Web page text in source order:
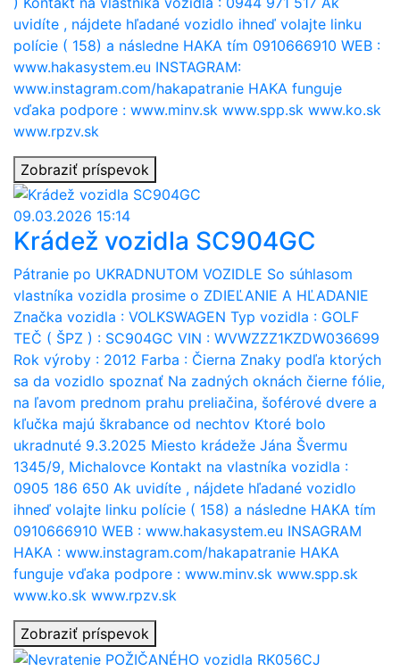
uvidíte , nájdete hľadané vozidlo ihneď volajte linku
polície ( 158) a následne HAKA tím 0910666910 WEB :
www.hakasystem.eu INSTAGRAM:
www.instagram.com/hakapatranie HAKA funguje
vďaka podpore : www.minv.sk www.spp.sk www.ko.sk
www.rpzv.sk
Zobraziť príspevok
09.03.2026 15:14
Krádež vozidla SC904GC
Pátranie po UKRADNUTOM VOZIDLE So súhlasom
vlastníka vozidla prosime o ZDIEĽANIE A HĽADANIE
Značka vozidla : VOLKSWAGEN Typ vozidla : GOLF
TEČ ( ŠPZ ) : SC904GC VIN : WVWZZZ1KZDW036699
Rok výroby : 2012 Farba : Čierna Znaky podľa ktorých
sa da vozidlo spoznať Na zadných oknách čierne fólie,
na ľavom prednom prahu preliačina, šoférové dvere a
kľučka majú škrabance od nechtov Ktoré bolo
ukradnuté 9.3.2025 Miesto krádeže Jána Švermu
1345/9, Michalovce Kontakt na vlastníka vozidla :
0905 186 650 Ak uvidíte , nájdete hľadané vozidlo
ihneď volajte linku polície ( 158) a následne HAKA tím
0910666910 WEB : www.hakasystem.eu INSAGRAM
HAKA : www.instagram.com/hakapatranie HAKA
funguje vďaka podpore : www.minv.sk www.spp.sk
www.ko.sk www.rpzv.sk
Zobraziť príspevok